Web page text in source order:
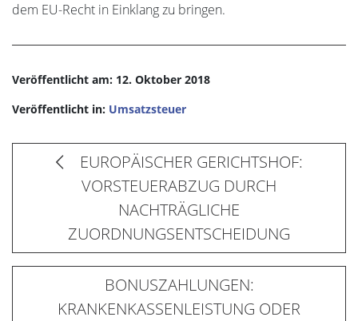
dem EU-Recht in Einklang zu bringen.
Veröffentlicht am: 12. Oktober 2018
Veröffentlicht in: Umsatzsteuer
EUROPÄISCHER GERICHTSHOF:
VORSTEUERABZUG DURCH
NACHTRÄGLICHE
ZUORDNUNGSENTSCHEIDUNG
BONUSZAHLUNGEN:
KRANKENKASSENLEISTUNG ODER